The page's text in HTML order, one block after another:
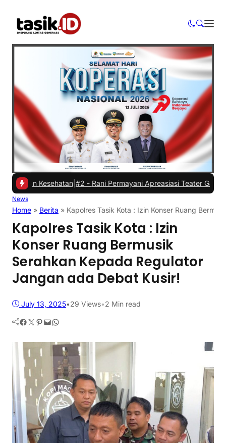
Kesehatan|#2 -Rani Permayani Apreasiasi Teater Gawe SMKN
News
Home » Berita » Kapolres Tasik Kota : Izin Konser Ruang
Kapolres Tasik Kota : Izin
Konser Ruang Bermusik
Serahkan Kepada Regulator
Jangan ada Debat Kusir!
July 13, 2025•29 Views•2 Min read
Facebook Twitter Pinterest Mail WhatsApp